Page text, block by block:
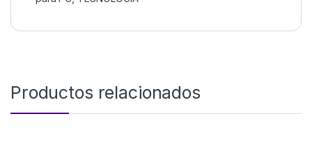
Productos relacionados